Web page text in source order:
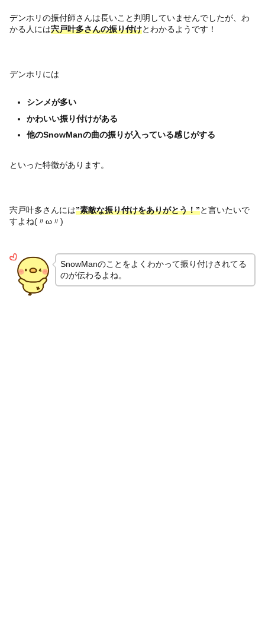
デンホリの振付師さんは長いこと判明していませんでしたが、わ
かる人には宍戸叶多さんの振り付けとわかるようです！
デンホリには
シンメが多い
かわいい振り付けがある
他のSnowManの曲の振りが入っている感じがする
といった特徴があります。
宍戸叶多さんには”素敵な振り付けをありがとう！”と言いたいで
すよね(〃ω〃)
SnowManのことをよくわかって振り付けされてる
のが伝わるよね。